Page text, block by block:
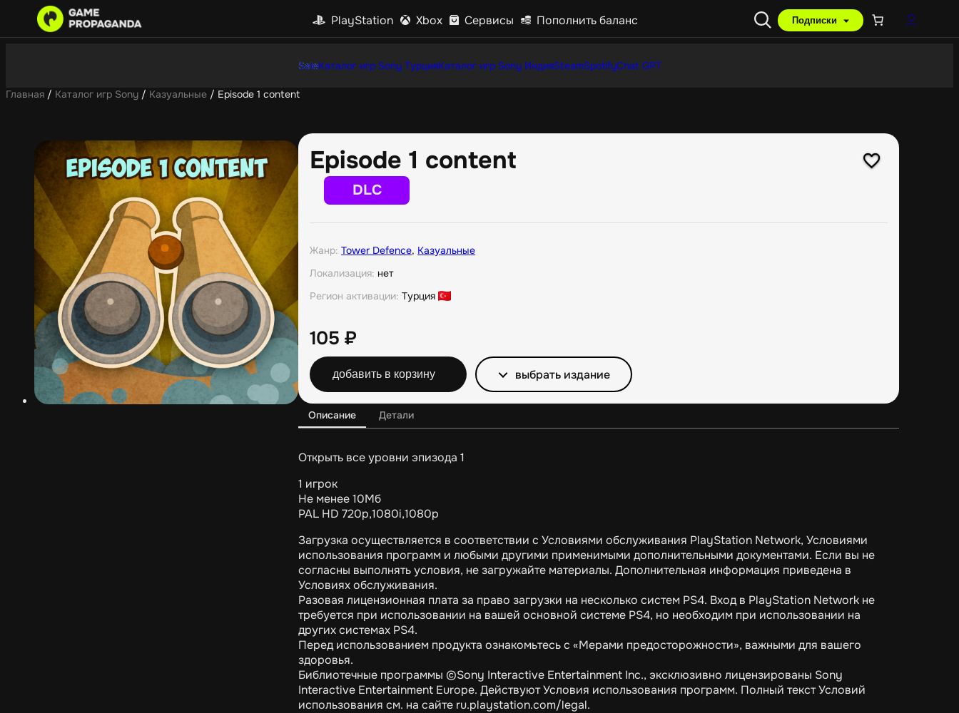
PlayStation Xbox Сервисы Пополнить баланс Подписки
SaleКаталог игр Sony ТурцияКаталог игр Sony ИндияSteamSpotifyChat GPT
Главная / Каталог игр Sony / Казуальные / Episode 1 content
Episode 1 content
DLC
Жанр: Tower Defence, Казуальные
Локализация: нет
Регион активации: Турция
105 ₽
добавить в корзину выбрать издание
Описание Детали
Открыть все уровни эпизода 1
1 игрок
Не менее 10Мб
PAL HD 720p,1080i,1080p
Загрузка осуществляется в соответствии с Условиями обслуживания PlayStation Network, Условиями
использования программ и любыми другими применимыми дополнительными документами. Если вы не
согласны выполнять условия, не загружайте материалы. Дополнительная информация приведена в
Условиях обслуживания.
Разовая лицензионная плата за право загрузки на несколько систем PS4. Вход в PlayStation Network не
требуется при использовании на вашей основной системе PS4, но необходим при использовании на
других системах PS4.
Перед использованием продукта ознакомьтесь с «Мерами предосторожности», важными для вашего
здоровья.
Библиотечные программы ©Sony Interactive Entertainment Inc., эксклюзивно лицензированы Sony
Interactive Entertainment Europe. Действуют Условия использования программ. Полный текст Условий
использования см. на сайте ru.playstation.com/legal.